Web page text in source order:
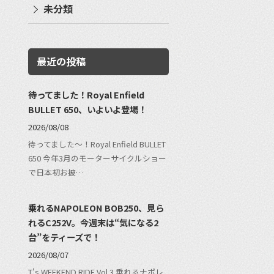
未分類
最近の投稿
待ってました！Royal Enfield
BULLET 650、いよいよ登場！
2026/08/08
待ってました〜！Royal Enfield BULLET
650 今年3月のモーターサイクルショー
で日本初お披…
乗れるNAPOLEON BOB250、見ら
れるC252V。今週末は“気になる2
台”をティーズで！
2026/08/07